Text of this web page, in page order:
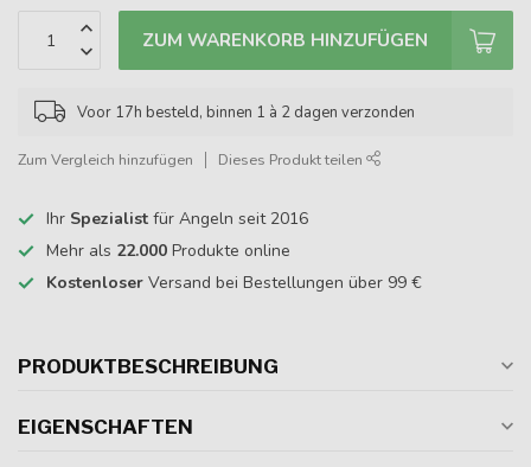
ZUM WARENKORB HINZUFÜGEN
Voor 17h besteld, binnen 1 à 2 dagen verzonden
Zum Vergleich hinzufügen Dieses Produkt teilen
Ihr Spezialist für Angeln seit 2016
Mehr als 22.000 Produkte online
Kostenloser Versand bei Bestellungen über 99 €
PRODUKTBESCHREIBUNG
EIGENSCHAFTEN